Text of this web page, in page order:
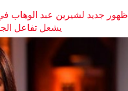
ظهور جديد لشيرين عبد الوهاب
يشعل تفاعل